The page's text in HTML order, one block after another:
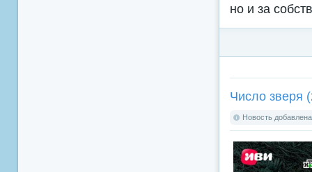
но и за
Число зверя
Новость